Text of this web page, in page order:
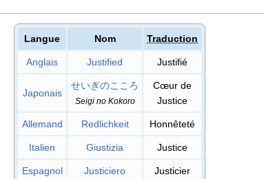
Langue Nom Traduction
Anglais Justified Justifié
Japonais
せいぎのこころ
Seigi no Kokoro
Cœur de
Justice
Allemand Redlichkeit Honnêteté
Italien Giustizia Justice
Espagnol Justiciero Justicier